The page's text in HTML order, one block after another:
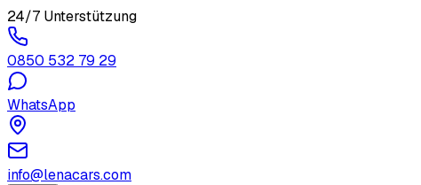
24/7 Unterstützung
0850 532 79 29
WhatsApp
info@lenacars.com